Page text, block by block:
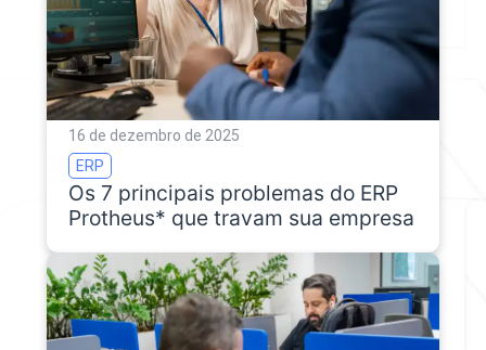
16 de dezembro de 2025
ERP
Os 7 principais problemas do ERP
Protheus* que travam sua empresa